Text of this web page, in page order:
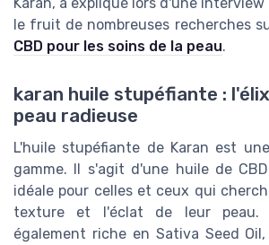
le fruit de nombreuses recherches
CBD pour les soins de la peau.
karan huile stupéfiante :
peau radieuse
L'huile stupéfiante de Karan est
gamme. Il s'agit d'une huile de
idéale pour celles et ceux qui
texture et l'éclat de leur peau.
également riche en Sativa Seed